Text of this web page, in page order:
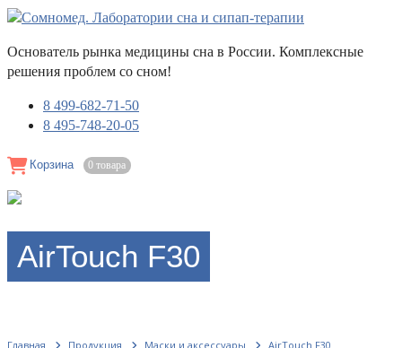
Основатель рынка медицины сна в России. Комплексные
решения проблем со сном!
8 499-682-71-50
8 495-748-20-05
Корзина 0 товара
AirTouch F30
Главная Продукция Маски и аксессуары AirTouch F30